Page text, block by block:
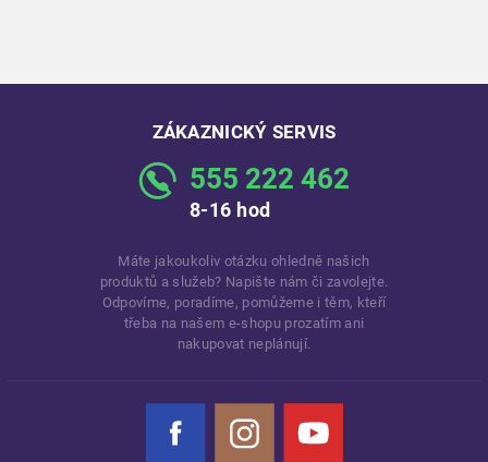
ZÁKAZNICKÝ SERVIS
555 222 462
8-16 hod
Máte jakoukoliv otázku ohledně našich
produktů a služeb? Napište nám či zavolejte.
Odpovíme, poradíme, pomůžeme i těm, kteří
třeba na našem e-shopu prozatím ani
nakupovat neplánují.
Facebook Instagram YouTube